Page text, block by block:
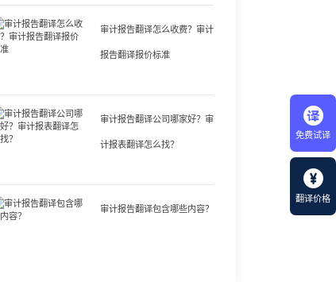
免费试译
翻译价格
审计报告翻译怎么收费？审计
报告翻译报价标准
审计报告翻译公司哪家好？审
计报表翻译怎么找？
审计报告翻译包含哪些内容？